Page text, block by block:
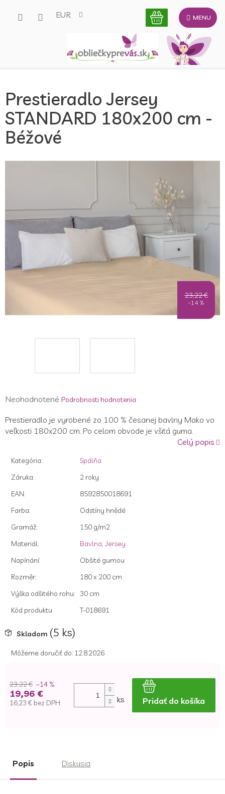
EUR
Prestieradlo Jersey
STANDARD 180x200 cm -
Béžové
23,22 €
–14 %
Priemerné
produktu
je
hviezdičiek.
Neohodnotené Podrobnosti hodnotenia
Prestieradlo je vyrobené zo 100 % česanej bavlny Mako vo
veľkosti 180x200 cm. Po celom obvode je všitá guma.
Celý popis
Kategória:
Spálňa
Záruka:
2 roky
EAN:
8592850018691
Farba:
Odstíny hnědé
Gramáž:
150 g/m2
Materiál: Bavlna, Jersey
Napínání:
Obšité gumou
Rozměr:
180 x 200 cm
Výška odšitého rohu:
30 cm
Kód produktu
T-018691
Skladom (5 ks)
Môžeme doručiť do: 12.8.2026
23,22 € –14 %
19,96 €
16,23 € bez DPH ks Pridať do košíka
Popis Diskusia